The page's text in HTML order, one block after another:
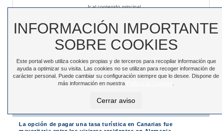
Ir al contenido principal
Toggle
navigation
La opción de pagar una tasa turística en Canarias fue
INFORMACIÓN IMPORTANTE
SOBRE COOKIES
Este portal web utiliza cookies propias y de terceros para recopilar información que
ayuda a optimizar su visita. Las cookies no se utilizan para recoger información de
carácter personal. Puede cambiar su configuración siempre que lo desee. Dispone de
más información en nuestra
Cerrar aviso